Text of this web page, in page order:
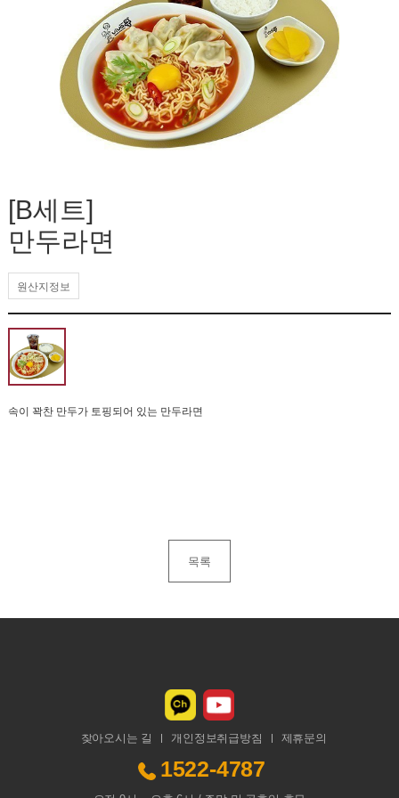
[B세트]
만두라면
원산지정보
속이 꽉찬 만두가 토핑되어 있는 만두라면
목록
찾아오시는 길 개인정보취급방침 제휴문의
1522-4787